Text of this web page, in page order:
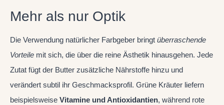
Mehr als nur Optik
Die Verwendung natürlicher Farbgeber bringt überraschende
Vorteile mit sich, die über die reine Ästhetik hinausgehen. Jede
Zutat fügt der Butter zusätzliche Nährstoffe hinzu und
verändert subtil ihr Geschmacksprofil. Grüne Kräuter liefern
beispielsweise Vitamine und Antioxidantien, während rote